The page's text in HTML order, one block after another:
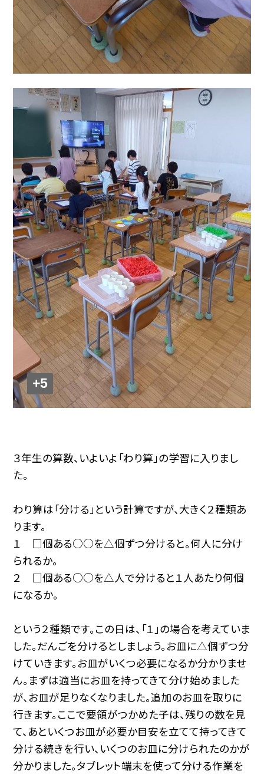
+5
３年生の算数、いよいよ「わり算」の学習に入りまし
た。
わり算は「分ける」という計算ですが、大きく２種類あ
ります。
１ □個ある○○を△個ずつ分けると。何人に分け
られるか。
２ □個ある○○を△人で分けると１人あたり何個
になるか。
という２種類です。この日は、「１」の場合を考えていま
した。だんごを分けるとしましょう。お皿に△個ずつ分
けていきます。お皿がいくつ必要になるか分かりませ
ん。まずは適当にお皿を持ってきて分け始めました
が、お皿が足りなくなりました。追加のお皿を取りに
行きます。ここで要領がつかめた子は、残りの数を見
て、あといくつお皿が必要か目安を立てて持ってきて
分ける続きを行い、いくつのお皿に分けられたのかが
分かりました。タブレット端末を使って分ける作業を